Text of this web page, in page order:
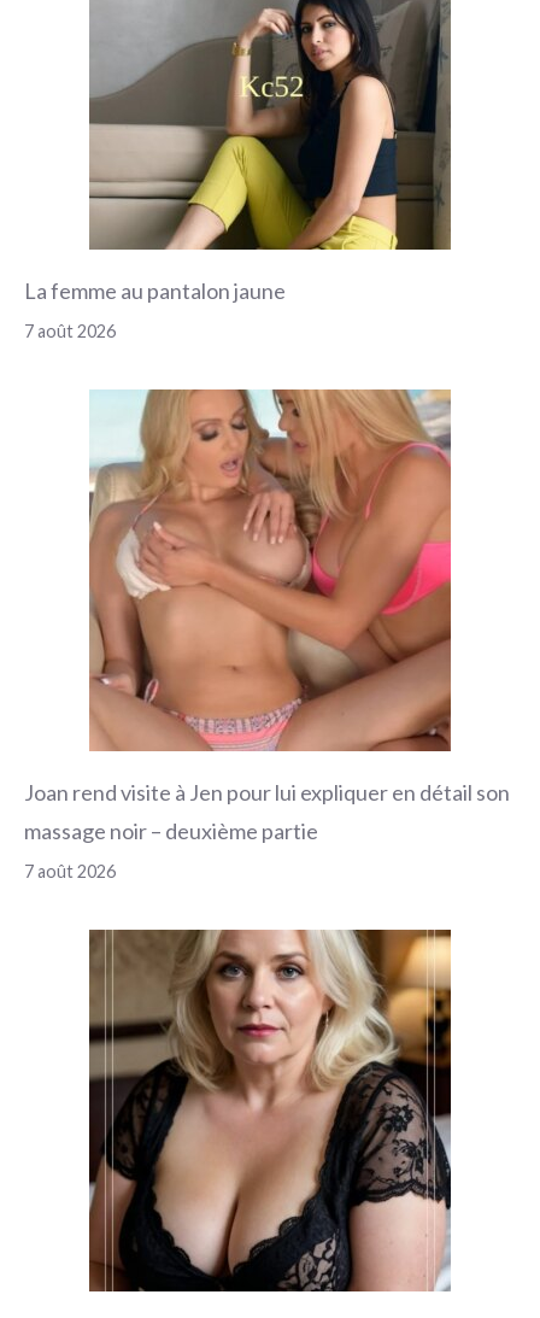
La femme au pantalon jaune
7 août 2026
Joan rend visite à Jen pour lui expliquer en détail son
massage noir – deuxième partie
7 août 2026